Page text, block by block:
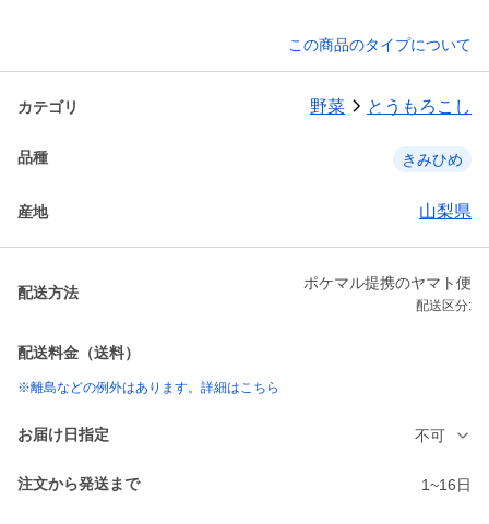
この商品のタイプについて
カテゴリ 野菜 とうもろこし
品種 きみひめ
産地 山梨県
配送方法
ポケマル提携のヤマト便
配送区分:
配送料金（送料）
※離島などの例外はあります。詳細はこちら
お届け日指定 不可
注文から発送まで 1~16日